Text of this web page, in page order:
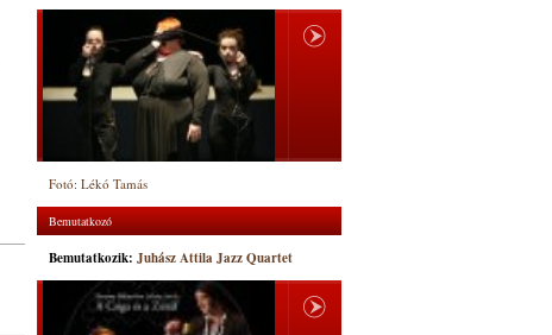
Fotó: Lékó Tamás
Bemutatkozó
Bemutatkozik: Juhász Attila Jazz Quartet